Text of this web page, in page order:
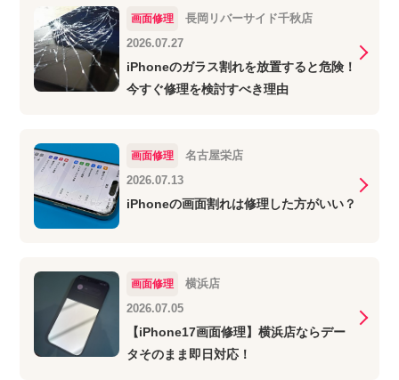
画面修理
長岡リバーサイド千秋店
2026.07.27
iPhoneのガラス割れを放置すると危険！
今すぐ修理を検討すべき理由
画面修理
名古屋栄店
2026.07.13
iPhoneの画面割れは修理した方がいい？
画面修理
横浜店
2026.07.05
【iPhone17画面修理】横浜店ならデー
タそのまま即日対応！